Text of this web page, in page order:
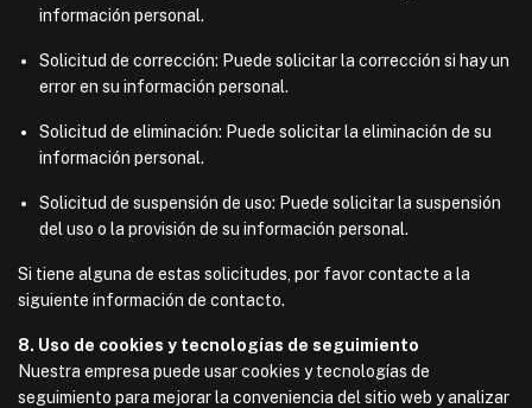
información personal.
Solicitud de corrección: Puede solicitar la corrección si hay un
error en su información personal.
Solicitud de eliminación: Puede solicitar la eliminación de su
información personal.
Solicitud de suspensión de uso: Puede solicitar la suspensión
del uso o la provisión de su información personal.
Si tiene alguna de estas solicitudes, por favor contacte a la
siguiente información de contacto.
8. Uso de cookies y tecnologías de seguimiento
Nuestra empresa puede usar cookies y tecnologías de
seguimiento para mejorar la conveniencia del sitio web y analizar